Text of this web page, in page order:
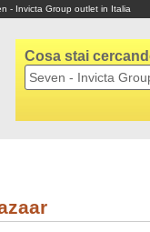
- Invicta Group outlet in Italia
Cosa stai